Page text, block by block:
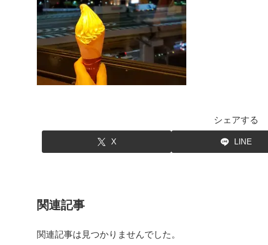
シェアする
X LINE
関連記事
関連記事は見つかりませんでした。